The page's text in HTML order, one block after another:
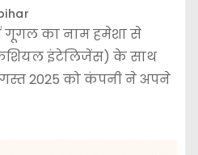
गूगल का नाम हमेशा से
इंटेलिजेंस) के साथ
2025 को कंपनी ने अपने